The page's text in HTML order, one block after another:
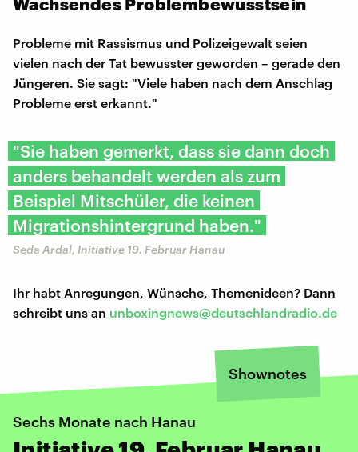
Probleme mit Rassismus und Polizeigewalt seien
vielen nach der Tat bewusster geworden – gerade den
Jüngeren. Sie sagt: "Viele haben nach dem Anschlag
Probleme erst erkannt."
"Sie haben gemerkt, dass sie dann doch
anders behandelt werden als zum
Beispiel Mitschüler, die keinen
Migrationshintergrund haben."
Seda Ardal, Initiative 19. Februar Hanau
Ihr habt Anregungen, Wünsche, Themenideen? Dann
schreibt uns an unboxingnews@deutschlandradio.de
Shownotes
Sechs Monate nach Hanau